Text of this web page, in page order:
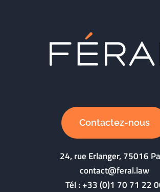
Contactez-nous
24, rue Erlanger, 75016
contact@feral.law
Tél :+33 (0)1 70 71 22